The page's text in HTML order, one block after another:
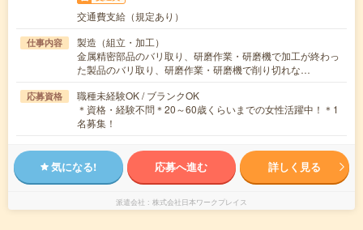
交通費支給（規定あり）
仕事内容
製造（組立・加工）
金属精密部品のバリ取り、研磨作業・研磨機で加工が終わっ
た製品のバリ取り、研磨作業・研磨機で削り切れな…
応募資格
職種未経験OK / ブランクOK
＊資格・経験不問＊20～60歳くらいまでの女性活躍中！＊1
名募集！
気になる! 応募へ進む 詳しく見る
派遣会社 株式会社日本ワークプレイス